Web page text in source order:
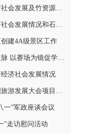
源综合循环利用项目推进工作
和石马江流域农文旅项目
建4A级景区工作
学子在省级 “用英语讲中国故事”大赛中斩获佳绩
济社会发展情况
展大会项目建设工作
一”军政座谈会议
”走访慰问活动